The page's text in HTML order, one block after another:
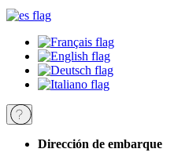
Dirección de embarque